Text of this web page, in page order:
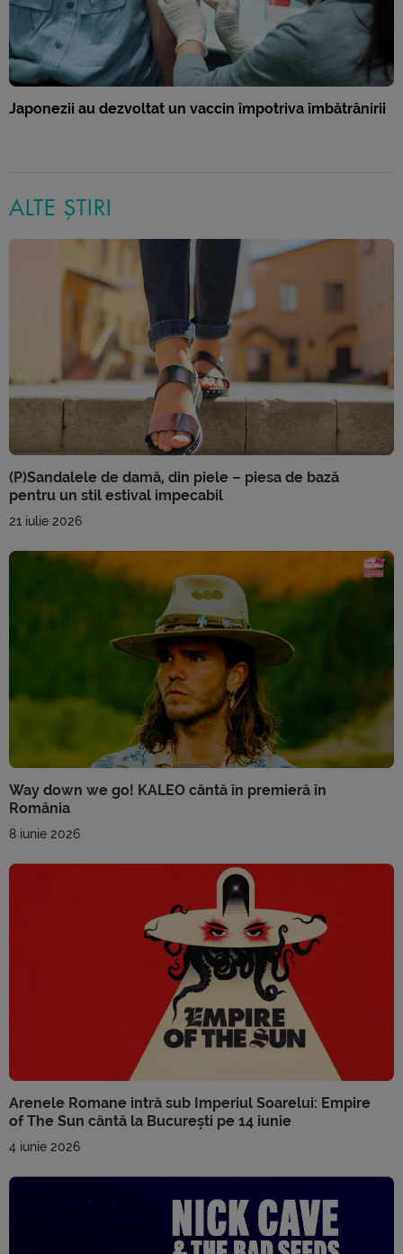
Japonezii au dezvoltat un vaccin împotriva îmbătrânirii
ALTE ȘTIRI
(P)Sandalele de damă, din piele – piesa de bază
pentru un stil estival impecabil
21 iulie 2026
Way down we go! KALEO cântă în premieră în
România
8 iunie 2026
Arenele Romane intră sub Imperiul Soarelui: Empire
of The Sun cântă la București pe 14 iunie
4 iunie 2026